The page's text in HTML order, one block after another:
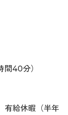
40分）
有給休暇（半年